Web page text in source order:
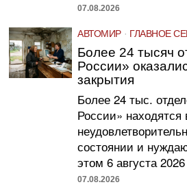
07.08.2026
АВТОМИР · ГЛАВНОЕ
Более 24 тысяч
России»
закрытия
Более 24 тыс.
России» находятся
состоянии и
этом 6 августа
07.08.2026